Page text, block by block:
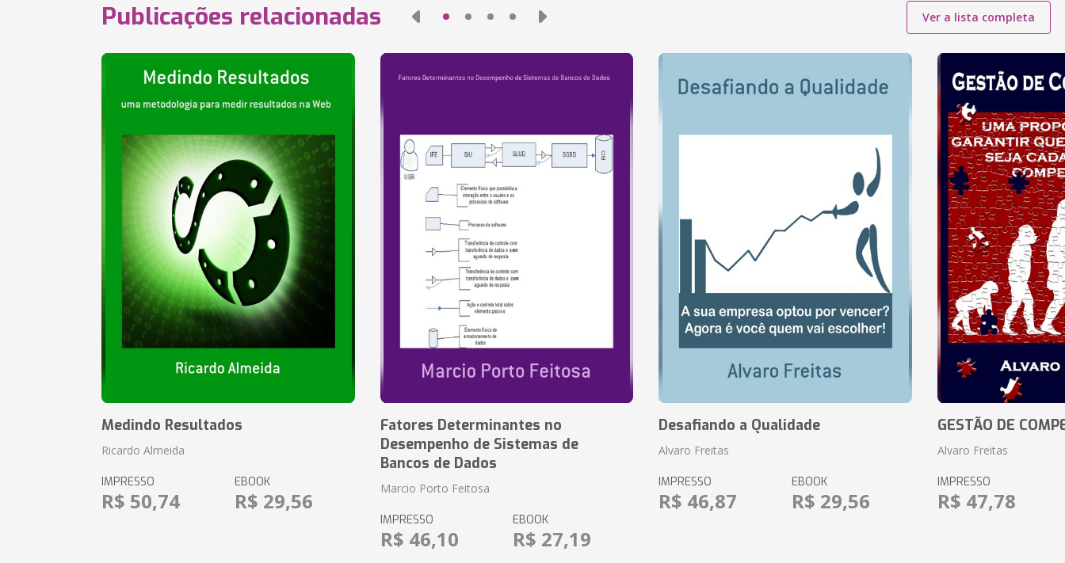
Publicações relacionadas Ver a lista completa
Medindo Resultados
Ricardo Almeida
IMPRESSO
R$ 50,74
EBOOK
R$ 29,56
Fatores Determinantes no
Desempenho de Sistemas de
Bancos de Dados
Marcio Porto Feitosa
IMPRESSO
R$ 46,10
EBOOK
R$ 27,19
Desafiando a Qualidade
Alvaro Freitas
IMPRESSO
R$ 46,87
EBOOK
R$ 29,56
GESTÃO DE
Alvaro Freitas
IMPRESSO
R$ 47,78